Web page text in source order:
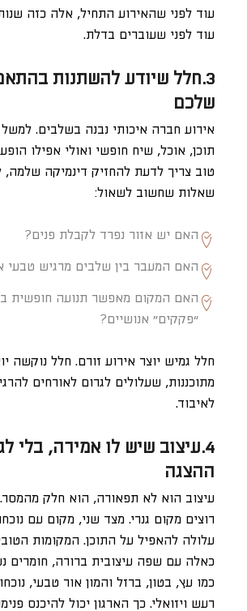
עוד לפני שהאירוע התחיל, אלה כזה
עוד לפני שעוברים בדלת.
3.חלל שיודע להשתנות
שלכם
אירוע חברה איכותי נבנה בשלבים.
תוכן, אוכל, שיח חופשי ואולי אפילו
טוב צריך לדעת להחזיק דינמיקה
שאלות שחשוב לשאול:
האם יש אזור נפרד לקבלת פנים?
האם המעבר בין שלבים מרגיש טבעי
האם המקום מאפשר תנועה חופשית
“פקקים” אנושיים?
חלל גמיש יוצר אירוע זורם. חלל נוקשה
מתוכננות, שעלולים לגרום לאורחים
לאיבוד.
4.עיצוב שיש לו אמירה, בלי
ההצגה
עיצוב הוא לא תפאורה, הוא חלק
רוצים מקום גנרי. מצד שני, מקום עם
עלולה להאפיל על התוכן. המקומות
כאלה עם שפה עיצובית ברורה, חומרים
כמו עץ, בטון, ברזל והמון אור טבעי,
רעש ויזואלי. כך הארגון יכול להיכנס